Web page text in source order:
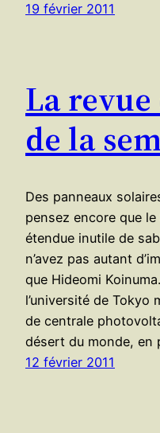
19 février 2011
La revue
de la
Des panneaux
pensez encore que le
étendue inutile de
n’avez pas autant
que Hideomi
l’université de Tokyo
de centrale
désert du monde, en
12 février 2011